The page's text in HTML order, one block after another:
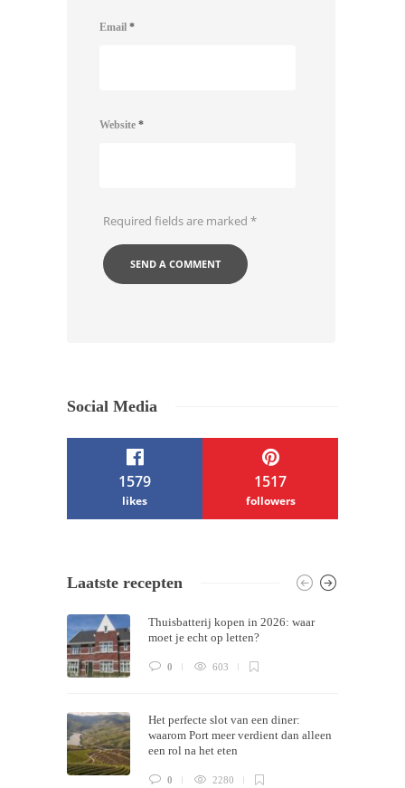
Email *
Website *
Required fields are marked *
Social Media
1579
likes
1517
followers
Themes bySilicon Themes . Join us right
now!
Laatste recepten
Thuisbatterij kopen in 2026: waar
moet je echt op letten?
0 603
Het perfecte slot van een diner:
waarom Port meer verdient dan alleen
een rol na het eten
0 2280